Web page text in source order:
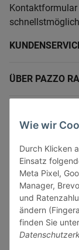
Wie wir
Durch Klicken
Einsatz
Meta Pixel,
Manager,
und
ändern
finden Sie unter
Kontaktformular
ÜBER PAZZO
GESETZLICHE
Sicher bezahlen